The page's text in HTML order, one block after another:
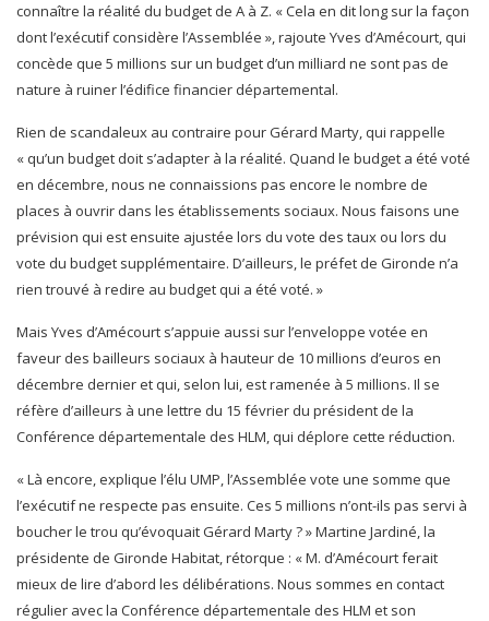
connaître la réalité du budget de A à Z. « Cela en dit long sur la façon
dont l’exécutif considère l’Assemblée », rajoute Yves d’Amécourt, qui
concède que 5 millions sur un budget d’un milliard ne sont pas de
nature à ruiner l’édifice financier départemental.
Rien de scandaleux au contraire pour Gérard Marty, qui rappelle
« qu’un budget doit s’adapter à la réalité. Quand le budget a été voté
en décembre, nous ne connaissions pas encore le nombre de
places à ouvrir dans les établissements sociaux. Nous faisons une
prévision qui est ensuite ajustée lors du vote des taux ou lors du
vote du budget supplémentaire. D’ailleurs, le préfet de Gironde n’a
rien trouvé à redire au budget qui a été voté. »
Mais Yves d’Amécourt s’appuie aussi sur l’enveloppe votée en
faveur des bailleurs sociaux à hauteur de 10 millions d’euros en
décembre dernier et qui, selon lui, est ramenée à 5 millions. Il se
réfère d’ailleurs à une lettre du 15 février du président de la
Conférence départementale des HLM, qui déplore cette réduction.
« Là encore, explique l’élu UMP, l’Assemblée vote une somme que
l’exécutif ne respecte pas ensuite. Ces 5 millions n’ont-ils pas servi à
boucher le trou qu’évoquait Gérard Marty ? » Martine Jardiné, la
présidente de Gironde Habitat, rétorque : « M. d’Amécourt ferait
mieux de lire d’abord les délibérations. Nous sommes en contact
régulier avec la Conférence départementale des HLM et son